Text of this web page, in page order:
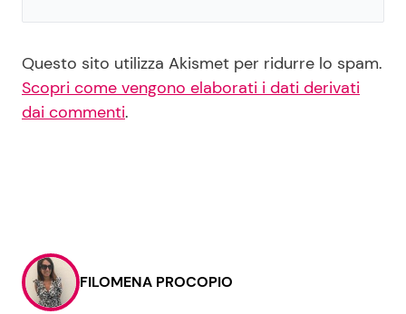
Questo sito utilizza Akismet per ridurre lo spam.
Scopri come vengono elaborati i dati derivati
dai commenti.
FILOMENA PROCOPIO